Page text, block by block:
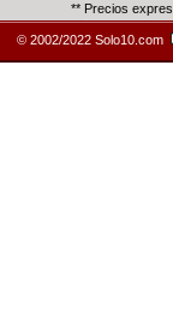
** Precios
© 2002/2022 Solo10.com